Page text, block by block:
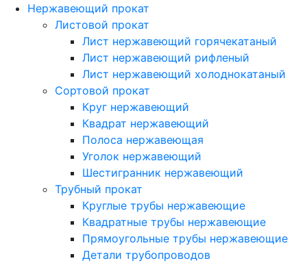
Нержавеющий прокат
Листовой прокат
Лист нержавеющий горячекатаный
Лист нержавеющий рифленый
Лист нержавеющий холоднокатаный
Сортовой прокат
Круг нержавеющий
Квадрат нержавеющий
Полоса нержавеющая
Уголок нержавеющий
Шестигранник нержавеющий
Трубный прокат
Круглые трубы нержавеющие
Квадратные трубы нержавеющие
Прямоугольные трубы нержавеющие
Детали трубопроводов